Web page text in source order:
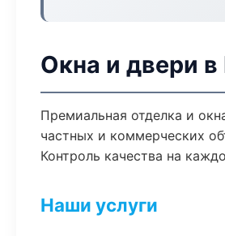
Окна и двери
Премиальная отделка и
частных и коммерческих
Контроль качества на
Наши услуги